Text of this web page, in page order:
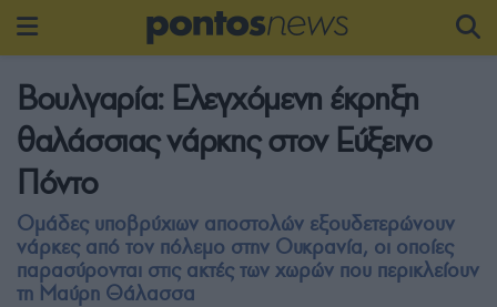
Βουλγαρία: Ελεγχόμενη έκρηξη
θαλάσσιας νάρκης στον Εύξεινο
Πόντο
Ομάδες υποβρύχιων αποστολών εξουδετερώνουν
νάρκες από τον πόλεμο στην Ουκρανία, οι οποίες
παρασύρονται στις ακτές των χωρών που περικλείουν
τη Μαύρη Θάλασσα